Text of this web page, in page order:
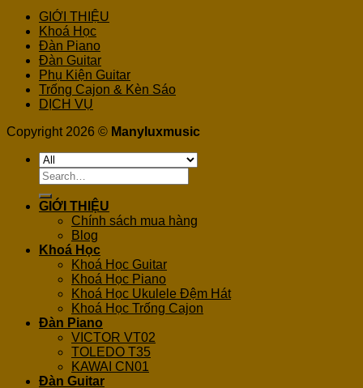
GIỚI THIỆU
Khoá Học
Đàn Piano
Đàn Guitar
Phụ Kiện Guitar
Trống Cajon & Kèn Sáo
DỊCH VỤ
Copyright 2026 © Manyluxmusic
Search
for:
GIỚI THIỆU
Chính sách mua hàng
Blog
Khoá Học
Khoá Học Guitar
Khoá Học Piano
Khoá Học Ukulele Đệm Hát
Khoá Học Trống Cajon
Đàn Piano
VICTOR VT02
TOLEDO T35
KAWAI CN01
Đàn Guitar